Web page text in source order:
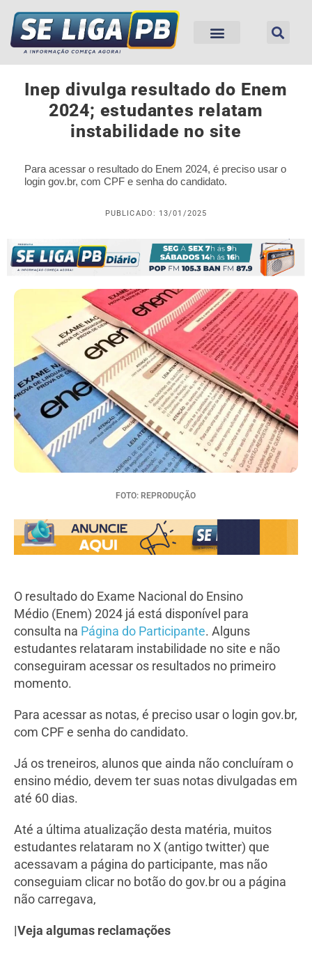
Inep divulga resultado do Enem
2024; estudantes relatam
instabilidade no site
Para acessar o resultado do Enem 2024, é preciso usar o
login gov.br, com CPF e senha do candidato.
PUBLICADO: 13/01/2025
FOTO: REPRODUÇÃO
O resultado do Exame Nacional do Ensino
Médio (Enem) 2024 já está disponível para
consulta na Página do Participante. Alguns
estudantes relataram instabilidade no site e não
conseguiram acessar os resultados no primeiro
momento.
Para acessar as notas, é preciso usar o login gov.br,
com CPF e senha do candidato.
Já os treneiros, alunos que ainda não concluíram o
ensino médio, devem ter suas notas divulgadas em
até 60 dias.
Até a última atualização desta matéria, muitos
estudantes relataram no X (antigo twitter) que
acessavam a página do participante, mas não
conseguiam clicar no botão do gov.br ou a página
não carregava,
|Veja algumas reclamações